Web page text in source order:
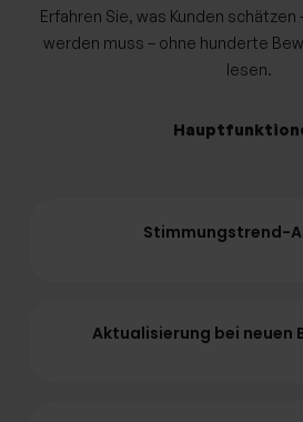
Erfahren Sie, was Kunden
werden muss – ohne hunderte
lesen.
Stimmungstrend-
Aktualisierung bei neuen